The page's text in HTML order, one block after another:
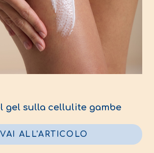
gel sulla cellulite gambe
VAI ALL'ARTICOLO